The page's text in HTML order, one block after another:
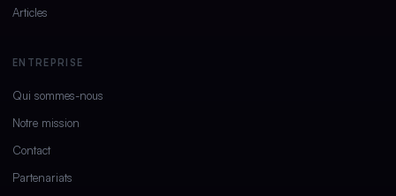
Articles
ENTREPRISE
Qui sommes-nous
Notre mission
Contact
Partenariats